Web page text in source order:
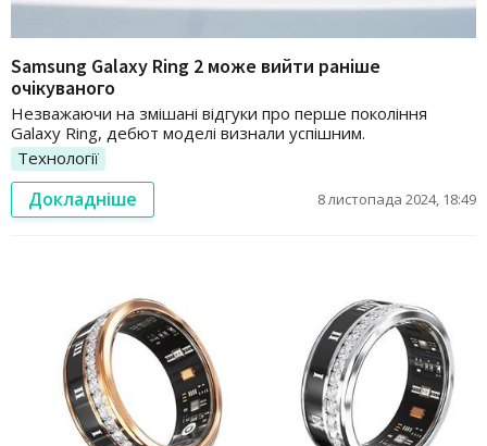
Samsung Galaxy Ring 2 може вийти раніше
очікуваного
Незважаючи на змішані відгуки про перше покоління
Galaxy Ring, дебют моделі визнали успішним.
Технології
Докладніше 8 листопада 2024, 18:49